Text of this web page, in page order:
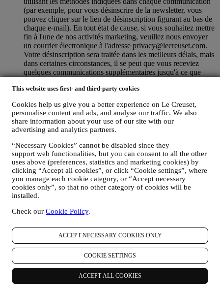
This website uses first- and third-party cookies
Cookies help us give you a better experience on Le Creuset,
personalise content and ads, and analyse our traffic. We also
share information about your use of our site with our
advertising and analytics partners.
“Necessary Cookies” cannot be disabled since they
support web functionalities, but you can consent to all the other
uses above (preferences, statistics and marketing cookies) by
clicking “Accept all cookies”, or click “Cookie settings”, where
you manage each cookie category, or “Accept necessary
cookies only”, so that no other category of cookies will be
installed.
Check our Cookie Policy.
ACCEPT NECESSARY COOKIES ONLY
COOKIE SETTINGS
ACCEPT ALL COOKIES
(par exemple, pour vous désinscrire de la newsletter, vous
pouvez cliquer sur le lien de désinscription figurant au bas de
chaque e-mail). En tout état de cause, si vous souhaitez mettre
fin à l'une de nos activités marketing, veuillez nous envoyer
un courrier électronique à l'adresse privacy@lecreuset.com.
Votre désinscription sera traitée dans les meilleurs délais, mais
dans certaines circonstances, il se peut que vous receviez
quelques communications supplémentaires jusqu'à ce que
garder à l’esprit que nous ne transmettons pas et ne
personnelles à d’autres sociétés à des fins marketing.
RE-CIBLAGE / ADAPTATION DE NOS OFFRES ET
AMELIORATION DE L’EXPERIENCE CLIENT : Nous
souhaitons utiliser vos données pour adapter nos services et
offres selon vos besoins et préférences afin de vous offrir une
expérience client personnalisée. À cette fin, nous analyserons
vos habitudes ou vos intérêts, par exemple en lien avec les
produits les plus consultés, vos interactions avec nous sur les
réseaux sociaux, les pages de notre site Web que vous
consultez, le contenu de nos offres que vous lisez, etc. Nous
procéderons à cette analyse principalement en ayant recours à
suivi des e-mails) et également grâce à vos données et à vos
communications marketing personnalisées. Nous utiliserons
ces informations pour gérer nos publicités sur d’autres sites,
accorder l’accès à un contenu particulier, adapter le contenu
ou les offres que vous voyez sur le site Web ou, si vous avez
consenti à vous abonner à nos communications marketing,
pour vous envoyer des communications pertinentes qui
pourraient vous intéresser / des messages que nous croyons